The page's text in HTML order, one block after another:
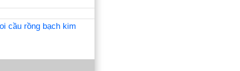
cầu rồng bạch kim